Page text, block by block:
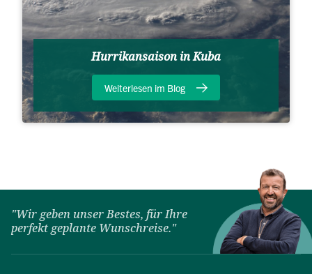
Hurrikansaison in Kuba
Weiterlesen im Blog
"Wir geben unser Bestes, für Ihre
perfekt geplante Wunschreise."